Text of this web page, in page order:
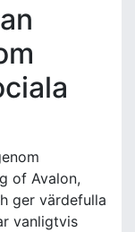
of Avalon,
ger värdefulla
vanligtvis